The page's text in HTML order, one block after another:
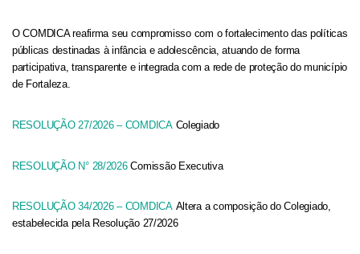
O COMDICA reafirma seu compromisso com o fortalecimento das políticas
públicas destinadas à infância e adolescência, atuando de forma
participativa, transparente e integrada com a rede de proteção do município
de Fortaleza.
RESOLUÇÃO 27/2026 – COMDICAColegiado
RESOLUÇÃO N° 28/2026Comissão Executiva
RESOLUÇÃO 34/2026 – COMDICAAltera a composição do Colegiado,
estabelecida pela Resolução 27/2026